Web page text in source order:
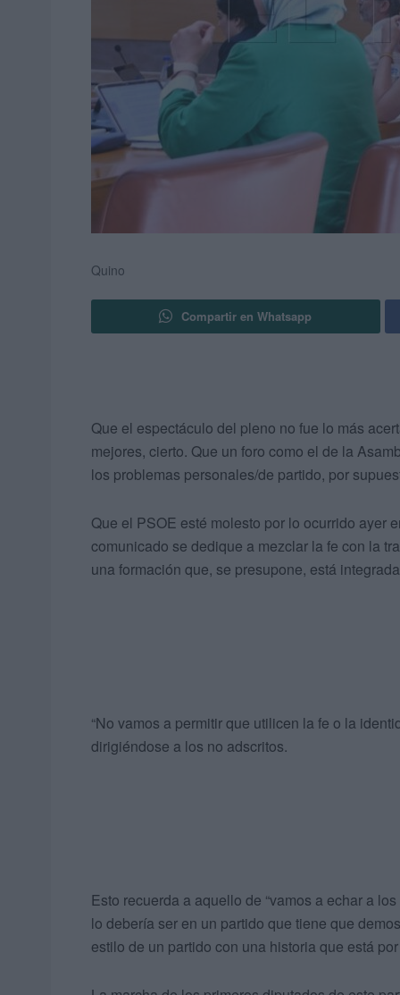
Quino
Compartir en Whatsapp
Que el espectáculo del pleno no fue lo más
mejores, cierto. Que un foro como el de la
los problemas personales/de partido, por
Que el PSOE esté molesto por lo ocurrido ayer
comunicado se dedique a mezclar la fe con la
una formación que, se presupone, está
“No vamos a permitir que utilicen la fe o la
dirigiéndose a los no adscritos.
Esto recuerda a aquello de “vamos a echar a
lo debería ser en un partido que tiene que
estilo de un partido con una historia que está